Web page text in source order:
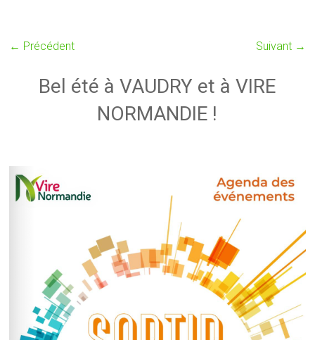
← Précédent Suivant →
Bel été à VAUDRY et à VIRE
NORMANDIE !